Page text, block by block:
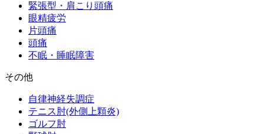
緊張型・肩こり頭痛
眼精疲労
片頭痛
頭痛
不眠・睡眠障害
その他
自律神経失調症
テニス肘(外側上顆炎)
ゴルフ肘